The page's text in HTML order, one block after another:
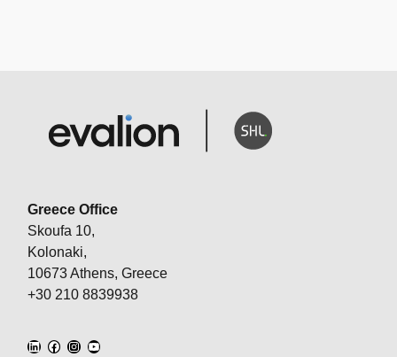
Greece Office
Skoufa 10,
Kolonaki,
10673 Athens, Greece
+30 210 8839938